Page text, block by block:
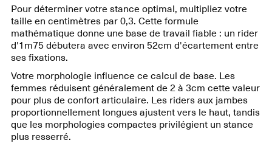
Pour déterminer votre stance optimal, multipliez votre
taille en centimètres par 0,3. Cette formule
mathématique donne une base de travail fiable : un rider
d'1m75 débutera avec environ 52cm d'écartement entre
ses fixations.
Votre morphologie influence ce calcul de base. Les
femmes réduisent généralement de 2 à 3cm cette valeur
pour plus de confort articulaire. Les riders aux jambes
proportionnellement longues ajustent vers le haut, tandis
que les morphologies compactes privilégient un stance
plus resserré.